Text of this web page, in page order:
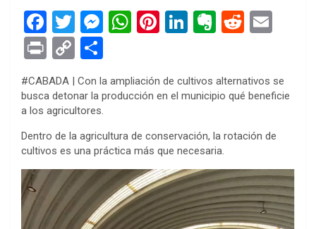
F
a
ce
b
o
o
k
T
wi
tt
er
M
n
er
W
s
p
p
Pi
es
Li
dI
E
ot
R
di
Pr
in
t
C
o
py
Li
n
k
ar
#CABADA | Con la ampliación de cultivos alternativos se
busca detonar la producción en el municipio qué beneficie
a los agricultores.
Dentro de la agricultura de conservación, la rotación de
cultivos es una práctica más que necesaria.